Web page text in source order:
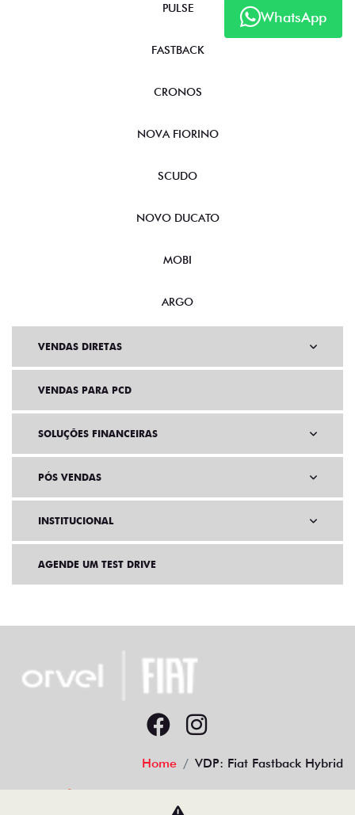
WhatsApp
PULSE
FASTBACK
CRONOS
NOVA FIORINO
SCUDO
NOVO DUCATO
MOBI
ARGO
VENDAS DIRETAS
VENDAS PARA PCD
SOLUÇÕES FINANCEIRAS
PÓS VENDAS
INSTITUCIONAL
AGENDE UM TEST DRIVE
Home VDP: Fiat Fastback Hybrid
Desacelere. Seu bem maior é a vida.